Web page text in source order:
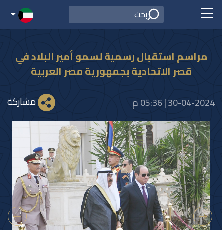
مراسم استقبال رسمية لسمو أمير البلاد في
قصر الاتحادية بجمهورية مصر العربية
30-04-2024 | 05:36 م